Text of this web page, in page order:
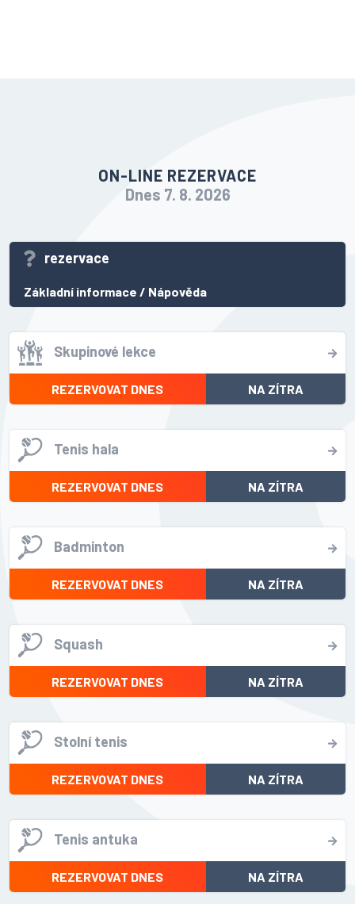
ON-LINE REZERVACE
Dnes 7. 8. 2026
rezervace
Základní informace / Nápověda
Skupinové lekce
REZERVOVAT DNES NA ZÍTRA
Tenis hala
REZERVOVAT DNES NA ZÍTRA
Badminton
REZERVOVAT DNES NA ZÍTRA
Squash
REZERVOVAT DNES NA ZÍTRA
Stolní tenis
REZERVOVAT DNES NA ZÍTRA
Tenis antuka
REZERVOVAT DNES NA ZÍTRA